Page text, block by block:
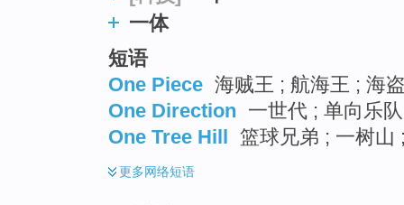
一体
短语
One Piece 海贼王 ; 航海王 ; 海
One Direction 一世代 ; 单向乐
One Tree Hill 篮球兄弟 ; 一树山
更多网络短语